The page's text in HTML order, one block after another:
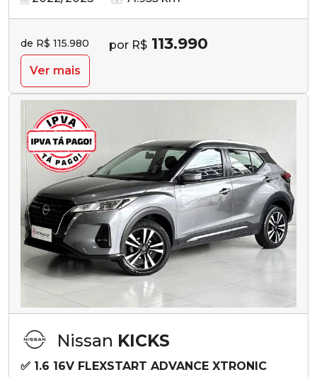
de R$ 115.980 por R$ 113.990
Ver mais
Nissan KICKS
✅ 1.6 16V FLEXSTART ADVANCE XTRONIC